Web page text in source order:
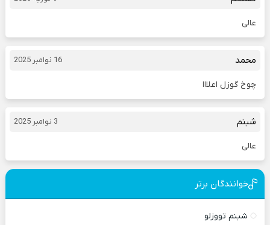
عالی
محمد 16 نوامبر 2025
چوخ گوزل اعلااا
شبنم 3 نوامبر 2025
عالی
خوانندگان برتر
شبنم تووزلو